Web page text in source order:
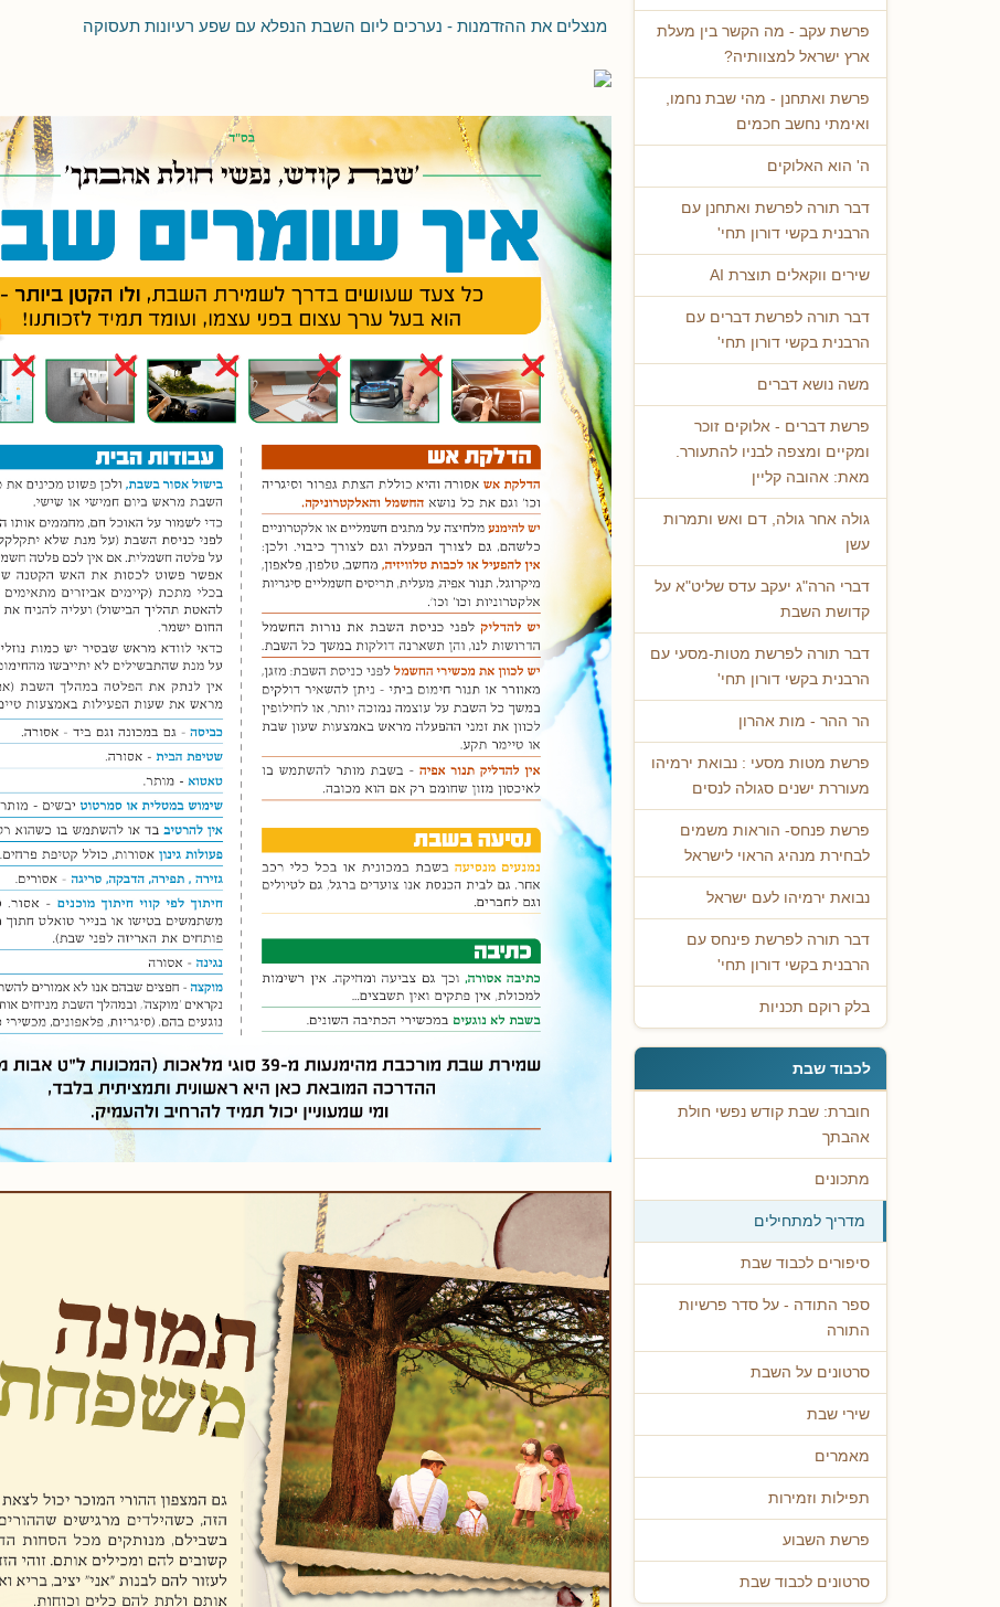
פרשת עקב - מה הקשר בין מעלת
ארץ ישראל למצוותיה?
פרשת ואתחנן - מהי שבת נחמו,
ואימתי נחשב חכמים
ה' הוא האלוקים
דבר תורה לפרשת ואתחנן עם
הרבנית בקשי דורון תחי'
שירים ווקאלים תוצרת AI
דבר תורה לפרשת דברים עם
הרבנית בקשי דורון תחי'
משה נושא דברים
פרשת דברים - אלוקים זוכר
ומקיים ומצפה לבניו להתעורר.
מאת: אהובה קליין
גולה אחר גולה, דם ואש ותמרות
עשן
דברי הרה"ג יעקב עדס שליט"א על
קדושת השבת
דבר תורה לפרשת מטות-מסעי עם
הרבנית בקשי דורון תחי'
הר ההר - מות אהרון
פרשת מטות מסעי : נבואת ירמיהו
מעוררת ישנים סגולה לנסים
פרשת פנחס- הוראות משמים
לבחירת מנהיג הראוי לישראל
נבואת ירמיהו לעם ישראל
דבר תורה לפרשת פינחס עם
הרבנית בקשי דורון תחי'
בלק רוקם תכניות
לכבוד שבת
חוברת: שבת קודש נפשי חולת
אהבתך
מתכונים
מדריך למתחילים
סיפורים לכבוד שבת
ספר התודה - על סדר פרשיות
התורה
סרטונים על השבת
שירי שבת
מאמרים
תפילות וזמירות
פרשת השבוע
סרטונים לכבוד שבת
מנצלים את ההזדמנות - נערכים ליום השבת הנפלא עם שפע רעיונות תעסוקה